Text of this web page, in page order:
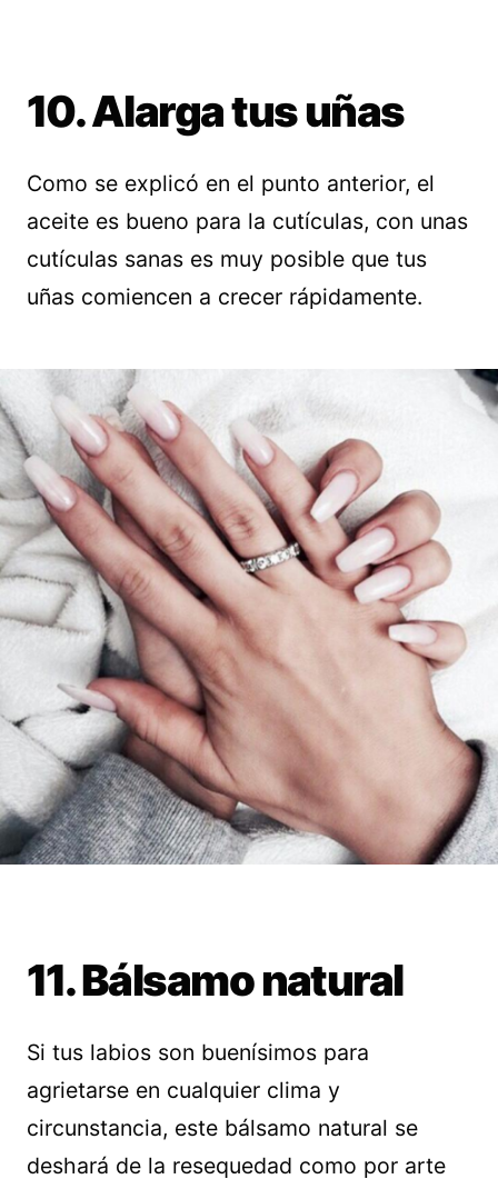
10. Alarga tus uñas
Como se explicó en el punto anterior, el
aceite es bueno para la cutículas, con unas
cutículas sanas es muy posible que tus
uñas comiencen a crecer rápidamente.
11. Bálsamo natural
Si tus labios son buenísimos para
agrietarse en cualquier clima y
circunstancia, este bálsamo natural se
deshará de la resequedad como por arte